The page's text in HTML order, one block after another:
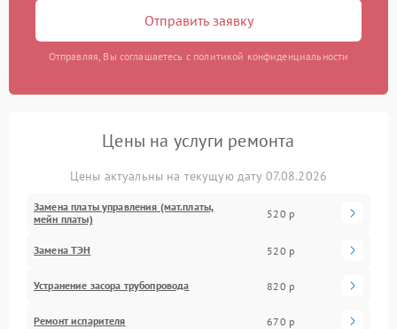
Отправить заявку
Отправляя, Вы соглашаетесь с политикой конфиденциальности
Цены на услуги ремонта
Цены актуальны на текущую дату 07.08.2026
Замена платы управления (мат.платы,
мейн платы)
520 р
Замена ТЭН 520 р
Устранение засора трубопровода 820 р
Ремонт испарителя 670 р